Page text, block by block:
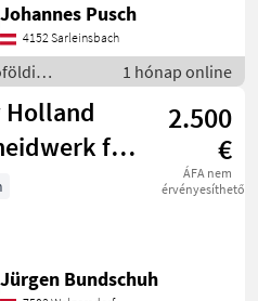
Johannes Pusch
4152 Sarleinsbach
/
adapter
1 hónap online
Holland
für
2.500
€
ÁFA nem
érvényesíthető
Jürgen Bundschuh